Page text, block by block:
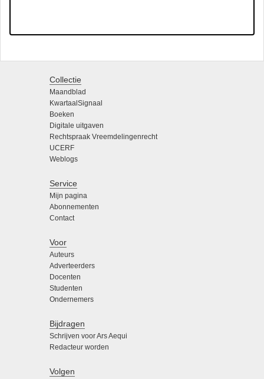
Collectie
Maandblad
KwartaalSignaal
Boeken
Digitale uitgaven
Rechtspraak Vreemdelingenrecht
UCERF
Weblogs
Service
Mijn pagina
Abonnementen
Contact
Voor
Auteurs
Adverteerders
Docenten
Studenten
Ondernemers
Bijdragen
Schrijven voor Ars Aequi
Redacteur worden
Volgen